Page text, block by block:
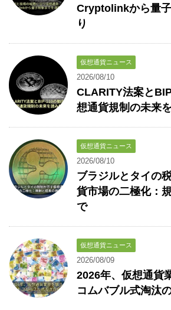
Cryptolinkから量
り
仮想通貨ニュース
2026/08/10
CLARITY法案と
想通貨規制の未来
仮想通貨ニュース
2026/08/10
ブラジルとタイの
貨市場の二極化：
で
仮想通貨ニュース
2026/08/09
2026年、仮想通貨
コムバブル式淘汰